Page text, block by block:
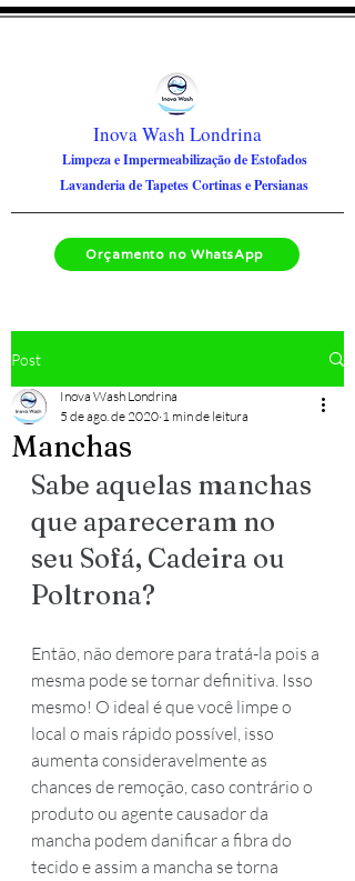
Inova Wash Londrina
Limpeza e Impermeabilização de Estofados
Lavanderia de Tapetes Cortinas e Persianas
Orçamento no WhatsApp
Post
Manchas
Inova Wash Londrina
5 de ago. de 2020 1 min de leitura
Sabe aquelas manchas
que apareceram no
seu Sofá, Cadeira ou
Poltrona?
Então, não demore para tratá-la pois a
mesma pode se tornar definitiva. Isso
mesmo! O ideal é que você limpe o
local o mais rápido possível, isso
aumenta consideravelmente as
chances de remoção, caso contrário o
produto ou agente causador da
mancha podem danificar a fibra do
tecido e assim a mancha se torna